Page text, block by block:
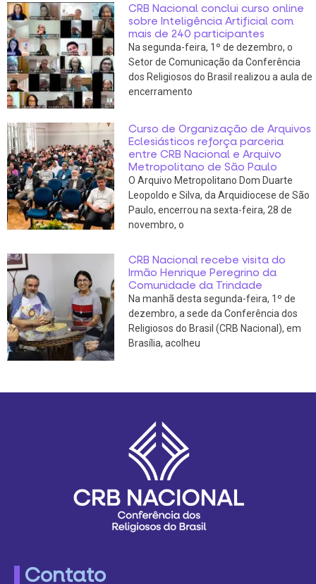
CRB Nacional conclui curso online
sobre Inteligência Artificial com
mais de 240 participantes
Na segunda-feira, 1º de dezembro, o
Setor de Comunicação da Conferência
dos Religiosos do Brasil realizou a aula de
encerramento
Curso de Organização de Arquivos
Eclesiásticos reforça parceria
entre CRB Nacional e Arquivo
Metropolitano de São Paulo
O Arquivo Metropolitano Dom Duarte
Leopoldo e Silva, da Arquidiocese de São
Paulo, encerrou na sexta-feira, 28 de
novembro, o
CRB Nacional recebe visita do
Irmão Henrique Peregrino da
Comunidade da Trindade
Na manhã desta segunda-feira, 1º de
dezembro, a sede da Conferência dos
Religiosos do Brasil (CRB Nacional), em
Brasília, acolheu
Contato